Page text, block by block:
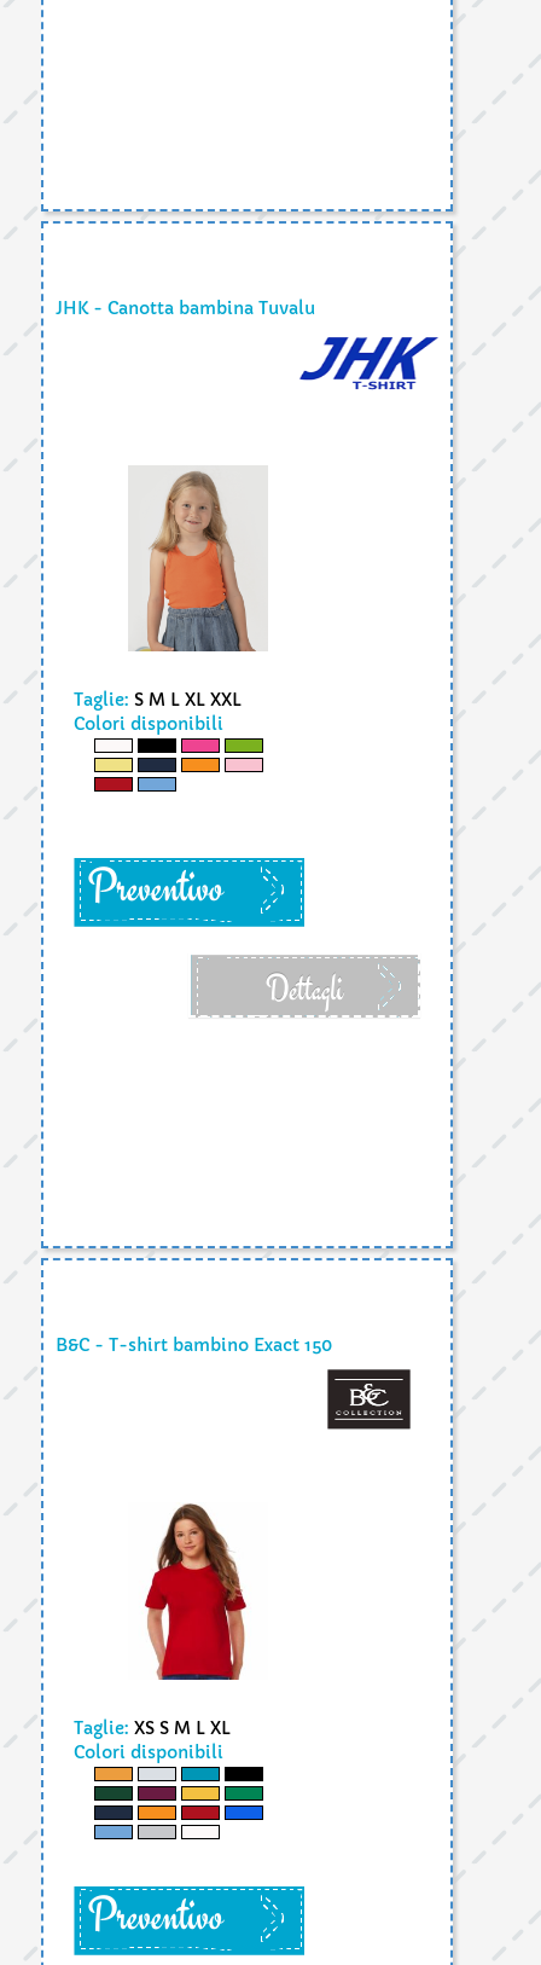
JHK - Canotta bambina Tuvalu
Taglie: S M L XL XXL
Colori disponibili
Preventivo
Dettagli
B&C - T-shirt bambino Exact 150
Taglie: XS S M L XL
Colori disponibili
Preventivo